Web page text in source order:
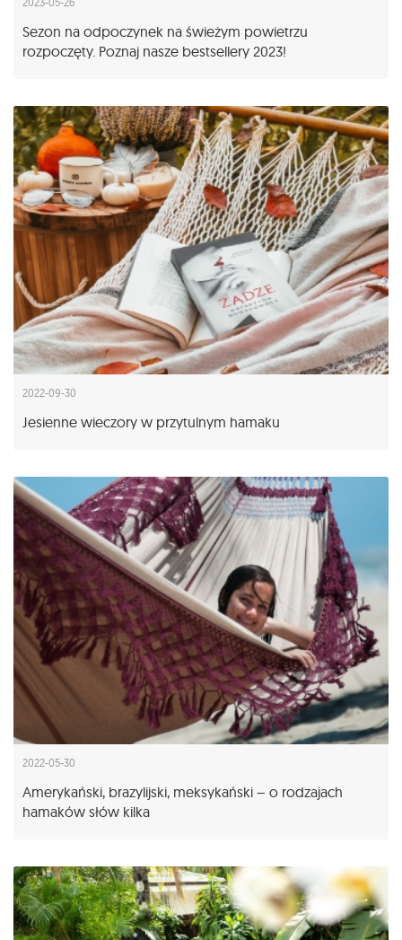
Sezon na odpoczynek na świeżym powietrzu
rozpoczęty. Poznaj nasze bestsellery 2023!
2022-09-30
Jesienne wieczory w przytulnym hamaku
2022-05-30
Amerykański, brazylijski, meksykański – o rodzajach
hamaków słów kilka